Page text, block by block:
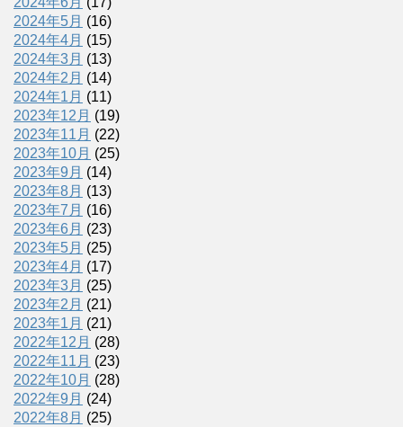
2024年5月 (16)
2024年4月 (15)
2024年3月 (13)
2024年2月 (14)
2024年1月 (11)
2023年12月 (19)
2023年11月 (22)
2023年10月 (25)
2023年9月 (14)
2023年8月 (13)
2023年7月 (16)
2023年6月 (23)
2023年5月 (25)
2023年4月 (17)
2023年3月 (25)
2023年2月 (21)
2023年1月 (21)
2022年12月 (28)
2022年11月 (23)
2022年10月 (28)
2022年9月 (24)
2022年8月 (25)